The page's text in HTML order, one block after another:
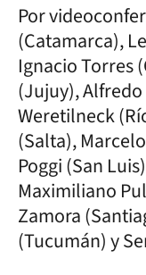
Por
(Catamarca),
Ignacio Torres
(Jujuy),
Weretilneck
(Salta),
Poggi (San
Maximiliano
Zamora
(Tucumán) y